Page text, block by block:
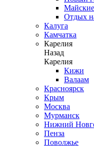
Отдых
Калуга
Камчатка
Карелия
Назад
Карелия
Кижи
Валаам
Красноярск
Крым
Москва
Мурманск
Нижний
Пенза
Поволжье